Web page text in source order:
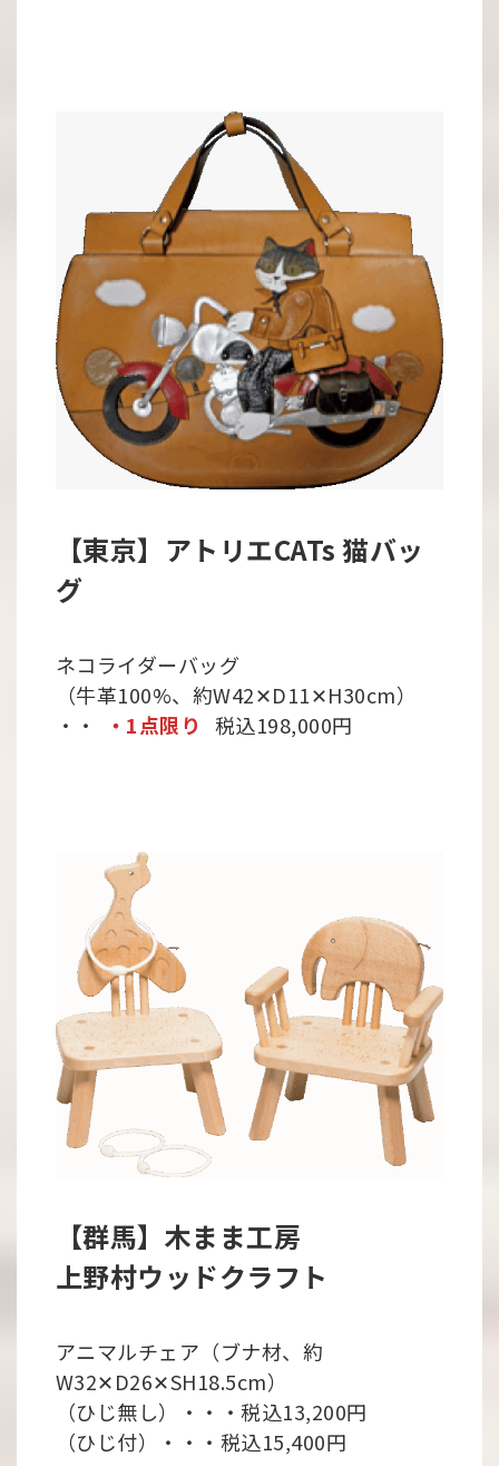
【東京】アトリエCATs 猫バッ
グ
ネコライダーバッグ
（牛革100%、約W42✕D11✕H30cm）
・・
・1点限り 税込198,000円
【群馬】木まま工房
上野村ウッドクラフト
アニマルチェア（ブナ材、約
W32✕D26✕SH18.5cm）
（ひじ無し）・・・税込13,200円
（ひじ付）・・・税込15,400円